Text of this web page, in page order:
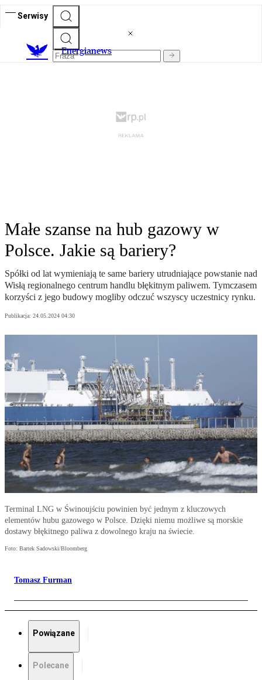
Serwisy
Energianews
Małe szanse na hub gazowy w
Polsce. Jakie są bariery?
Spółki od lat wymieniają te same bariery utrudniające powstanie nad
Wisłą regionalnego centrum handlu błękitnym paliwem. Tymczasem
korzyści z jego budowy mogliby odczuć wszyscy uczestnicy rynku.
Publikacja: 24.05.2024 04:30
Terminal LNG w Świnoujściu powinien być jednym z kluczowych
elementów hubu gazowego w Polsce. Dzięki niemu możliwe są morskie
dostawy błękitnego paliwa z dowolnego kraju na świecie.
Foto: Bartek Sadowski/Bloomberg
Tomasz Furman
Powiązane
Polecane